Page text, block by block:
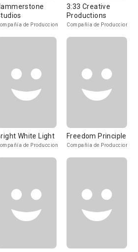
de Produccion
3:33 Creative
Productions
Compañía de Produccion
White Light
de Produccion
Freedom Principle
Compañía de Produccion